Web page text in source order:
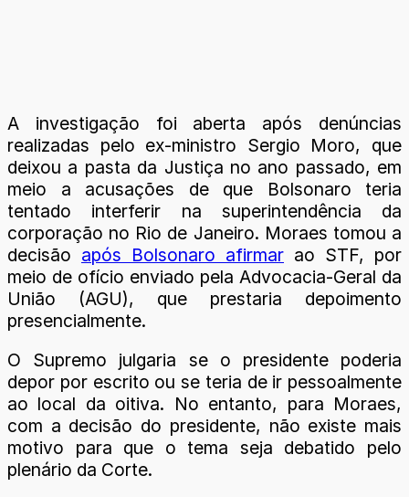
A investigação foi aberta após denúncias
realizadas pelo ex-ministro Sergio Moro, que
deixou a pasta da Justiça no ano passado, em
meio a acusações de que Bolsonaro teria
tentado interferir na superintendência da
corporação no Rio de Janeiro. Moraes tomou a
decisão após Bolsonaro afirmar ao STF, por
meio de ofício enviado pela Advocacia-Geral da
União (AGU), que prestaria depoimento
presencialmente.
O Supremo julgaria se o presidente poderia
depor por escrito ou se teria de ir pessoalmente
ao local da oitiva. No entanto, para Moraes,
com a decisão do presidente, não existe mais
motivo para que o tema seja debatido pelo
plenário da Corte.